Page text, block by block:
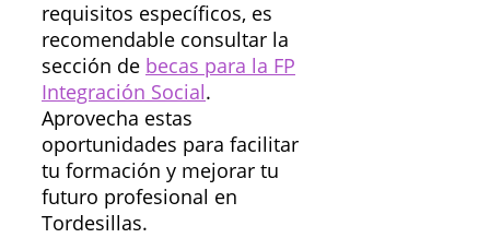
requisitos específicos, es
recomendable consultar la
sección de becas para la FP
Integración Social.
Aprovecha estas
oportunidades para facilitar
tu formación y mejorar tu
futuro profesional en
Tordesillas.